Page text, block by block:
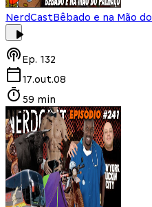
NerdCastBêbado e na Mão
Ep. 132
17.out.08
59 min